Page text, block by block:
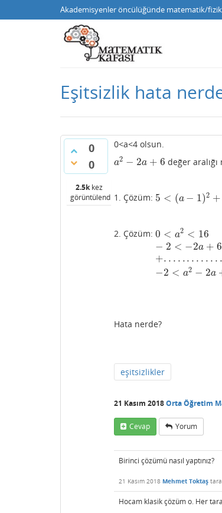
Akademisyenler öncülüğünde matematik/
Eşitsizlik hata
0
0
2.5kkez
görüntülendi
0<a<4 olsun.
a2 − 2a + 6
a2 −2 a+6 değer aralığı
1. Çözüm: 5 < (a − 1)2 +
5 <(a −1)2+ 5<14
2. Çözüm: 0 < a2 < 16
− 2 < −2a + 6
+. . . . .. . . . . . . .
−2 < a2 − 2a
0 <a2 <16−2 <−2
Hata nerde?
eşitsizlikler
21 Kasım 2018Orta Öğretim
Cevap Yorum
Birinci çözümü nasıl yaptınız?
21 Kasım 2018 Mehmet Toktaş
Hocam klasik çözüm o. Her